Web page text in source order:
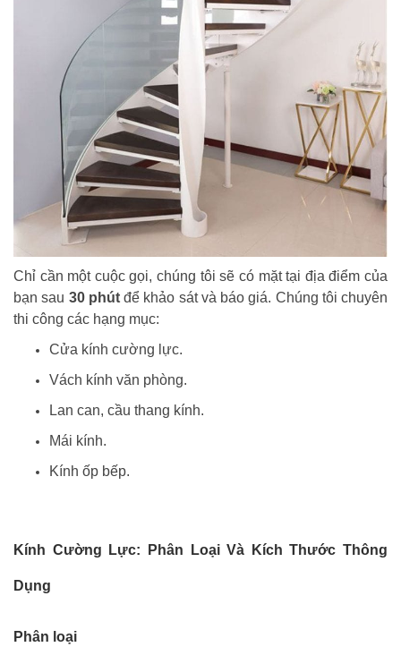
Chỉ cần một cuộc gọi, chúng tôi sẽ có mặt tại địa điểm của
bạn sau 30 phútđể khảo sát và báo giá. Chúng tôi chuyên
thi công các hạng mục:
Cửa kính cường lực.
Vách kính văn phòng.
Lan can, cầu thang kính.
Mái kính.
Kính ốp bếp.
Kính Cường Lực: Phân Loại Và Kích Thước Thông
Dụng
Phân loại